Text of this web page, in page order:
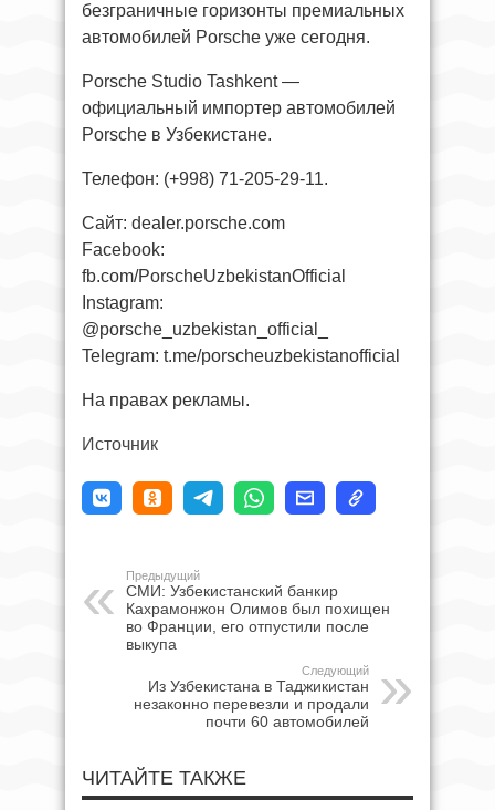
безграничные горизонты премиальных
автомобилей Porsche уже сегодня.
Porsche Studio Tashkent —
официальный импортер автомобилей
Porsche в Узбекистане.
Телефон: (+998) 71-205-29-11.
Сайт: dealer.porsche.com
Facebook:
fb.com/PorscheUzbekistanOfficial
Instagram:
@porsche_uzbekistan_official_
Telegram: t.me/porscheuzbekistanofficial
На правах рекламы.
Источник
Предыдущий
СМИ: Узбекистанский банкир
Кахрамонжон Олимов был похищен
во Франции, его отпустили после
выкупа
Следующий
Из Узбекистана в Таджикистан
незаконно перевезли и продали
почти 60 автомобилей
ЧИТАЙТЕ ТАКЖЕ